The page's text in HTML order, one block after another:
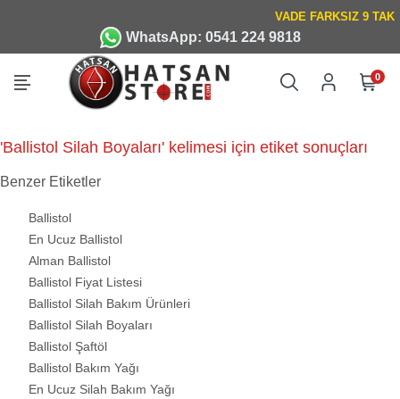
WhatsApp: 0541 224 9818
0
'Ballistol Silah Boyaları' kelimesi için etiket sonuçları
Benzer Etiketler
Ballistol
En Ucuz Ballistol
Alman Ballistol
Ballistol Fiyat Listesi
Ballistol Silah Bakım Ürünleri
Ballistol Silah Boyaları
Ballistol Şaftöl
Ballistol Bakım Yağı
En Ucuz Silah Bakım Yağı